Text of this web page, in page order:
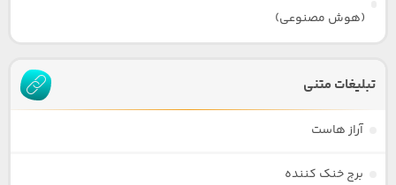
(هوش مصنوعی)
تبلیغات متنی
آراز هاست
برج خنک کننده